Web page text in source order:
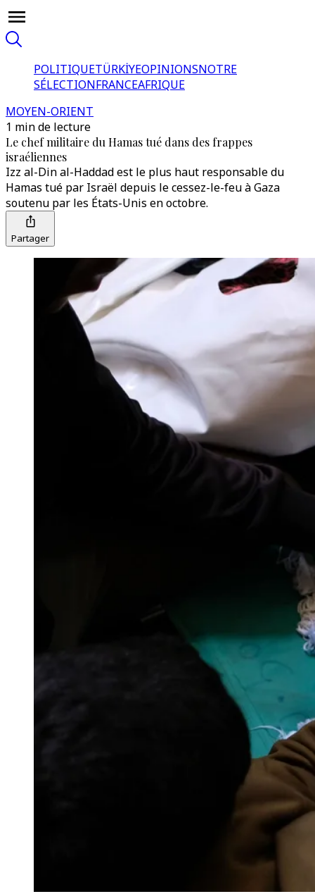
POLITIQUETÜRKİYEOPINIONSNOTRE
SÉLECTIONFRANCEAFRIQUE
MOYEN-ORIENT
1 min de lecture
Le chef militaire du Hamas tué dans des frappes
israéliennes
Izz al-Din al-Haddad est le plus haut responsable du
Hamas tué par Israël depuis le cessez-le-feu à Gaza
soutenu par les États-Unis en octobre.
Partager